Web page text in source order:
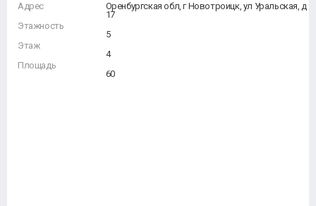
Адрес
Этажность
Этаж
Площадь
Оренбургская обл, г Новотроицк, ул Уральская, д
17
5
4
60